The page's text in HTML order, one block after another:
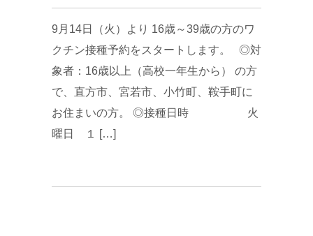
9月14日（火）より 16歳～39歳の方のワ
クチン接種予約をスタートします。 ◎対
象者：16歳以上（高校一年生から） の方
で、直方市、宮若市、小竹町、鞍手町に
お住まいの方。 ◎接種日時 火
曜日 １ […]